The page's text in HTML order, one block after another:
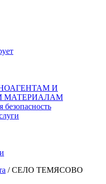
И
МАТЕРИАЛАМ
безопасность
/СЕЛО ТЕМЯСОВО